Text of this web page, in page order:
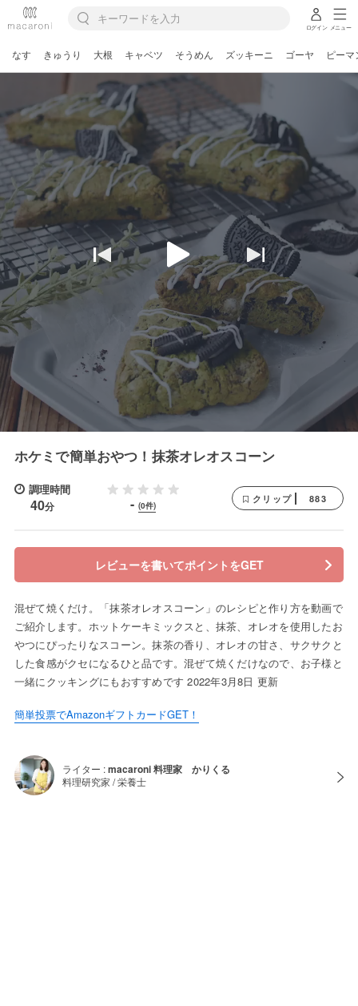
ログイン メニュー
なす きゅうり 大根 キャベツ そうめん ズッキーニ ゴーヤ ピーマ
ホケミで簡単おやつ！抹茶オレオスコーン
調理時間
40分 - (0件)
クリップ 883
レビューを書いてポイントをGET
混ぜて焼くだけ。「抹茶オレオスコーン」のレシピと作り方を動画で
ご紹介します。ホットケーキミックスと、抹茶、オレオを使用したお
やつにぴったりなスコーン。抹茶の香り、オレオの甘さ、サクサクと
した食感がクセになるひと品です。混ぜて焼くだけなので、お子様と
一緒にクッキングにもおすすめです 2022年3月8日 更新
簡単投票でAmazonギフトカードGET！
ライター :macaroni 料理家 かりくる
料理研究家 / 栄養士